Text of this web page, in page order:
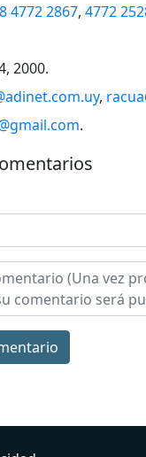
4772 2867, 4772
2000.
,
.